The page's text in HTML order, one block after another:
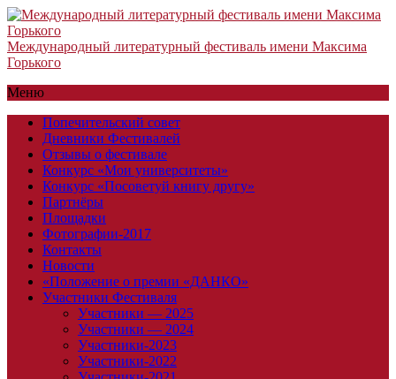
Международный литературный фестиваль имени Максима
Горького
Меню
Попечительский совет
Дневники Фестивалей
Отзывы о фестивале
Конкурс «Мои университеты»
Конкурс «Посоветуй книгу другу»
Партнёры
Площадки
Фотографии-2017
Контакты
Новости
«Положение о премии «ДАНКО»
Участники Фестиваля
Участники — 2025
Участники — 2024
Участники-2023
Участники-2022